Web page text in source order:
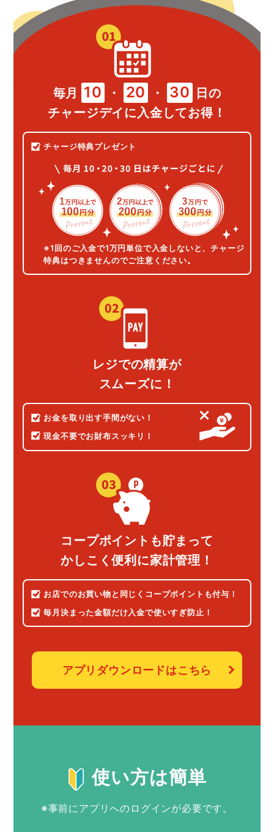
毎月 10 ・ 20 ・ 30
日の
チャージデイに入金してお得！
チャージ特典プレゼント
※1回のご入金で1万円単位で入金しないと、チャージ
特典はつきませんのでご注意ください。
レジでの精算が
スムーズに！
お金を取り出す手間がない！
現金不要でお財布スッキリ！
コープポイントも貯まって
かしこく便利に家計管理！
お店でのお買い物と同じく コープポイントも付与！
毎月決まった金額だけ入金で使いすぎ防止！
アプリダウンロードはこちら
使い方は簡単
※事前にアプリへのログインが必要です。